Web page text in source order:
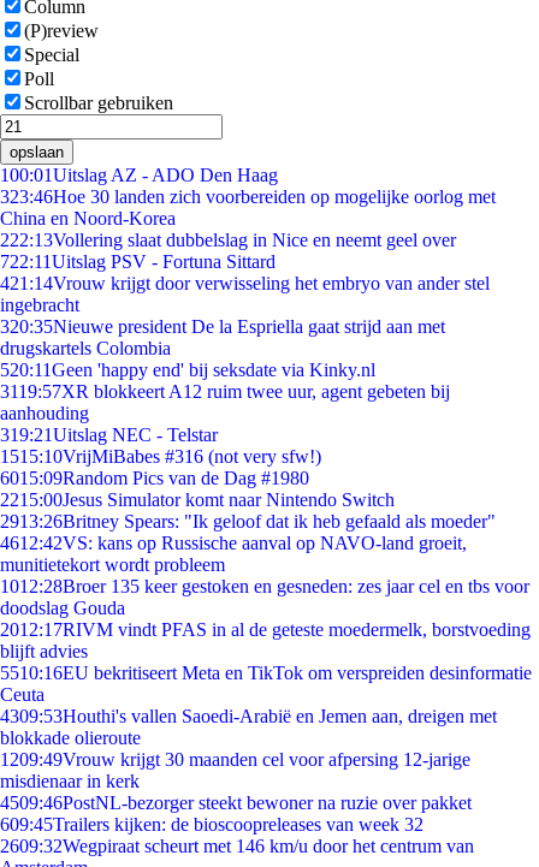
Column
(P)review
Special
Poll
Scrollbar gebruiken
opslaan
100:01Uitslag AZ - ADO Den Haag
323:46Hoe 30 landen zich voorbereiden op mogelijke oorlog met
China en Noord-Korea
222:13Vollering slaat dubbelslag in Nice en neemt geel over
722:11Uitslag PSV - Fortuna Sittard
421:14Vrouw krijgt door verwisseling het embryo van ander stel
ingebracht
320:35Nieuwe president De la Espriella gaat strijd aan met
drugskartels Colombia
520:11Geen 'happy end' bij seksdate via Kinky.nl
3119:57XR blokkeert A12 ruim twee uur, agent gebeten bij
aanhouding
319:21Uitslag NEC - Telstar
1515:10VrijMiBabes #316 (not very sfw!)
6015:09Random Pics van de Dag #1980
2215:00Jesus Simulator komt naar Nintendo Switch
2913:26Britney Spears: "Ik geloof dat ik heb gefaald als moeder"
4612:42VS: kans op Russische aanval op NAVO-land groeit,
munitietekort wordt probleem
1012:28Broer 135 keer gestoken en gesneden: zes jaar cel en tbs voor
doodslag Gouda
2012:17RIVM vindt PFAS in al de geteste moedermelk, borstvoeding
blijft advies
5510:16EU bekritiseert Meta en TikTok om verspreiden desinformatie
Ceuta
4309:53Houthi's vallen Saoedi-Arabië en Jemen aan, dreigen met
blokkade olieroute
1209:49Vrouw krijgt 30 maanden cel voor afpersing 12-jarige
misdienaar in kerk
4509:46PostNL-bezorger steekt bewoner na ruzie over pakket
609:45Trailers kijken: de bioscoopreleases van week 32
2609:32Wegpiraat scheurt met 146 km/u door het centrum van